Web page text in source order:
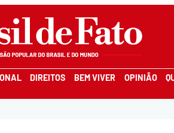
DIREITOS BEM VIVER OPINIÃO